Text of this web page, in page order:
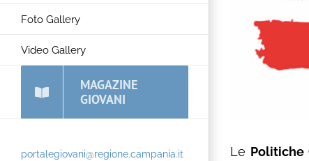
Foto Gallery
Video Gallery
MAGAZINE
GIOVANI
portalegiovani@regione.campania.it Le Politiche